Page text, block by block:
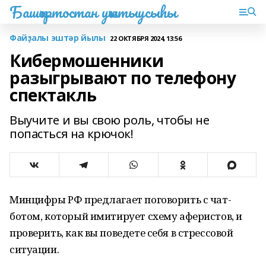
Башҡортостан уҡытыусыһы
Файҙалы эштәр йылы 22 ОКТЯБРЯ 2024, 13:56
Кибермошенники
разыгрывают по телефону
спектакль
Выучите и вы свою роль, чтобы не
попасться на крючок!
Минцифры РФ предлагает поговорить с чат-
ботом, который имитирует схему аферистов, и
проверить, как вы поведете себя в стрессовой
ситуации.